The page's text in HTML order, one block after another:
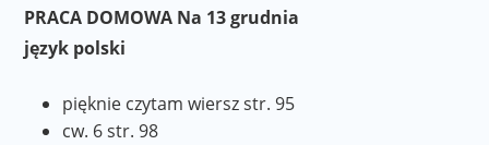
PRACA DOMOWA Na 13 grudnia
język polski
pięknie czytam wiersz str. 95
cw. 6 str. 98